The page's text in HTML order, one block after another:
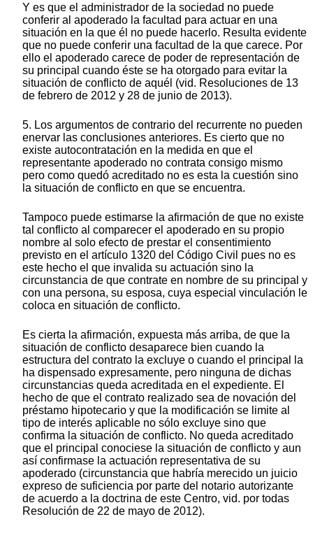
Y es que el administrador de la sociedad no puede
conferir al apoderado la facultad para actuar en una
situación en la que él no puede hacerlo. Resulta evidente
que no puede conferir una facultad de la que carece. Por
ello el apoderado carece de poder de representación de
su principal cuando éste se ha otorgado para evitar la
situación de conflicto de aquél (vid. Resoluciones de 13
de febrero de 2012 y 28 de junio de 2013).
5. Los argumentos de contrario del recurrente no pueden
enervar las conclusiones anteriores. Es cierto que no
existe autocontratación en la medida en que el
representante apoderado no contrata consigo mismo
pero como quedó acreditado no es esta la cuestión sino
la situación de conflicto en que se encuentra.
Tampoco puede estimarse la afirmación de que no existe
tal conflicto al comparecer el apoderado en su propio
nombre al solo efecto de prestar el consentimiento
previsto en el artículo 1320 del Código Civil pues no es
este hecho el que invalida su actuación sino la
circunstancia de que contrate en nombre de su principal y
con una persona, su esposa, cuya especial vinculación le
coloca en situación de conflicto.
Es cierta la afirmación, expuesta más arriba, de que la
situación de conflicto desaparece bien cuando la
estructura del contrato la excluye o cuando el principal la
ha dispensado expresamente, pero ninguna de dichas
circunstancias queda acreditada en el expediente. El
hecho de que el contrato realizado sea de novación del
préstamo hipotecario y que la modificación se limite al
tipo de interés aplicable no sólo excluye sino que
confirma la situación de conflicto. No queda acreditado
que el principal conociese la situación de conflicto y aun
así confirmase la actuación representativa de su
apoderado (circunstancia que habría merecido un juicio
expreso de suficiencia por parte del notario autorizante
de acuerdo a la doctrina de este Centro, vid. por todas
Resolución de 22 de mayo de 2012).